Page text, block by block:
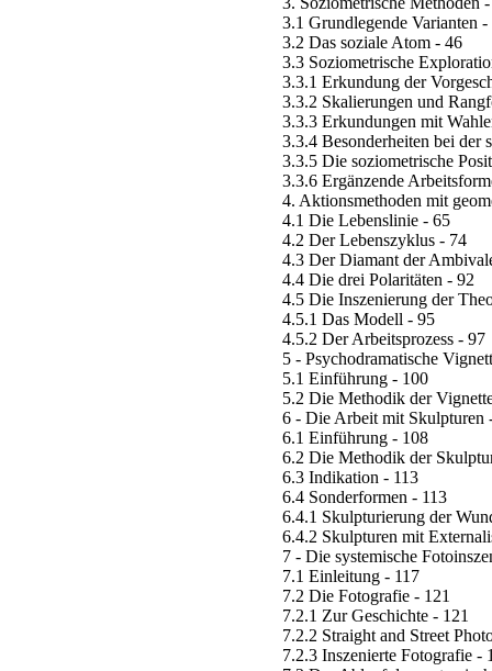
3.1 Grundlegende Varianten -
3.2 Das soziale Atom - 46
3.3 Soziometrische
3.3.1 Erkundung der
3.3.2 Skalierungen und
3.3.3 Erkundungen mit
3.3.4 Besonderheiten bei der
3.3.5 Die soziometrische
3.3.6 Ergänzende
4. Aktionsmethoden mit
4.1 Die Lebenslinie - 65
4.2 Der Lebenszyklus - 74
4.3 Der Diamant der
4.4 Die drei Polaritäten - 92
4.5 Die Inszenierung der
4.5.1 Das Modell - 95
4.5.2 Der Arbeitsprozess - 97
5 - Psychodramatische
5.1 Einführung - 100
5.2 Die Methodik der
6 - Die Arbeit mit Skulpturen
6.1 Einführung - 108
6.2 Die Methodik der
6.3 Indikation - 113
6.4 Sonderformen - 113
6.4.1 Skulpturierung der
6.4.2 Skulpturen mit
7 - Die systemische
7.1 Einleitung - 117
7.2 Die Fotografie - 121
7.2.1 Zur Geschichte - 121
7.2.2 Straight and Street
7.2.3 Inszenierte Fotografie -